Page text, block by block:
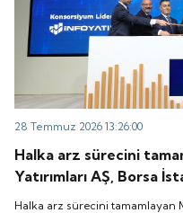
28 Temmuz 2026 13:26:00
Halka arz sürecini
Yatırımları AŞ, Borsa
töreniyle "METEN"
Halka arz sürecini tamamlayan